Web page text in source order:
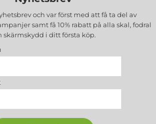
och var först med att få ta del av
samt få 10% rabatt på alla skal, fodral
skärmskydd i ditt första köp.